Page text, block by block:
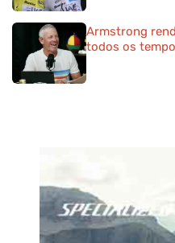
Armstrong
todos os